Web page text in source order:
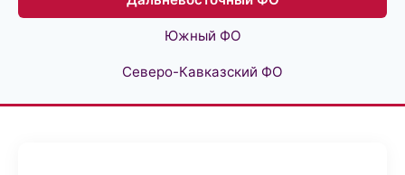
Южный ФО
Северо-Кавказский ФО